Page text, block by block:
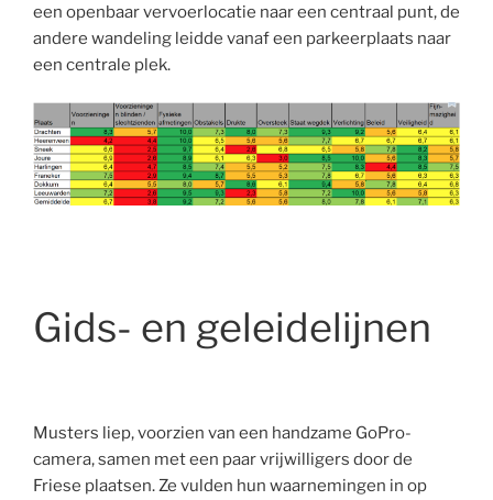
een openbaar vervoerlocatie naar een centraal punt, de
andere wandeling leidde vanaf een parkeerplaats naar
een centrale plek.
Gids- en geleidelijnen
Musters liep, voorzien van een handzame GoPro-
camera, samen met een paar vrijwilligers door de
Friese plaatsen. Ze vulden hun waarnemingen in op